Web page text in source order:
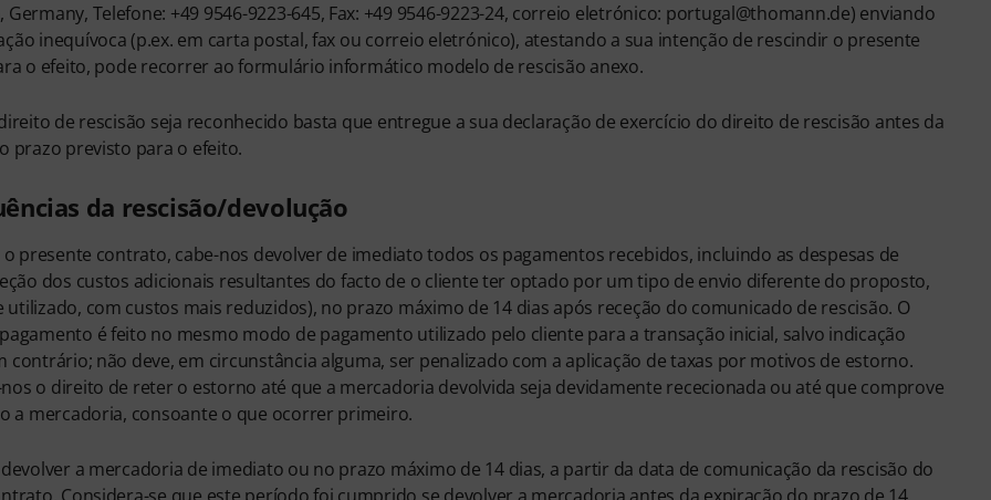
Germany, Telefone: +49 9546-9223-645, Fax: +49 9546-9223-24, correio eletrónico: portugal@thomann.de) enviando
inequívoca (p.ex. em carta postal, fax ou correio eletrónico), atestando a sua intenção de rescindir o presente
o efeito, pode recorrer ao formulário informático modelo de rescisão anexo.
de rescisão seja reconhecido basta que entregue a sua declaração de exercício do direito de rescisão antes da
prazo previsto para o efeito.
da rescisão/devolução
o presente contrato, cabe-nos devolver de imediato todos os pagamentos recebidos, incluindo as despesas de
dos custos adicionais resultantes do facto de o cliente ter optado por um tipo de envio diferente do proposto,
com custos mais reduzidos), no prazo máximo de 14 dias após receção do comunicado de rescisão. O
é feito no mesmo modo de pagamento utilizado pelo cliente para a transação inicial, salvo indicação
contrário; não deve, em circunstância alguma, ser penalizado com a aplicação de taxas por motivos de estorno.
o direito de reter o estorno até que a mercadoria devolvida seja devidamente rececionada ou até que comprove
a mercadoria, consoante o que ocorrer primeiro.
a mercadoria de imediato ou no prazo máximo de 14 dias, a partir da data de comunicação da rescisão do